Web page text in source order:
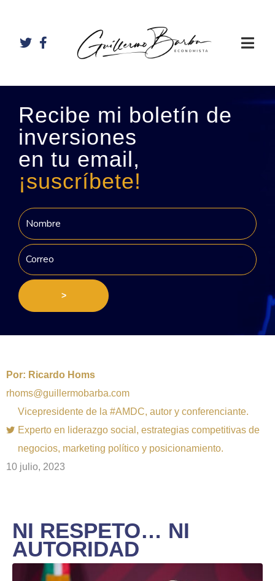
Recibe mi boletín de
inversiones
en tu email,
¡suscríbete!
>
Por: Ricardo Homs
rhoms@guillermobarba.com
Vicepresidente de la #AMDC, autor y conferenciante.
Experto en liderazgo social, estrategias competitivas de
negocios, marketing político y posicionamiento.
10 julio, 2023
NI RESPETO… NI
AUTORIDAD